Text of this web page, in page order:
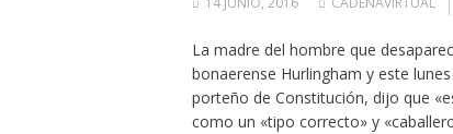
La madre del hombre que
bonaerense Hurlingham y este
porteño de Constitución, dijo que
como un «tipo correcto» y